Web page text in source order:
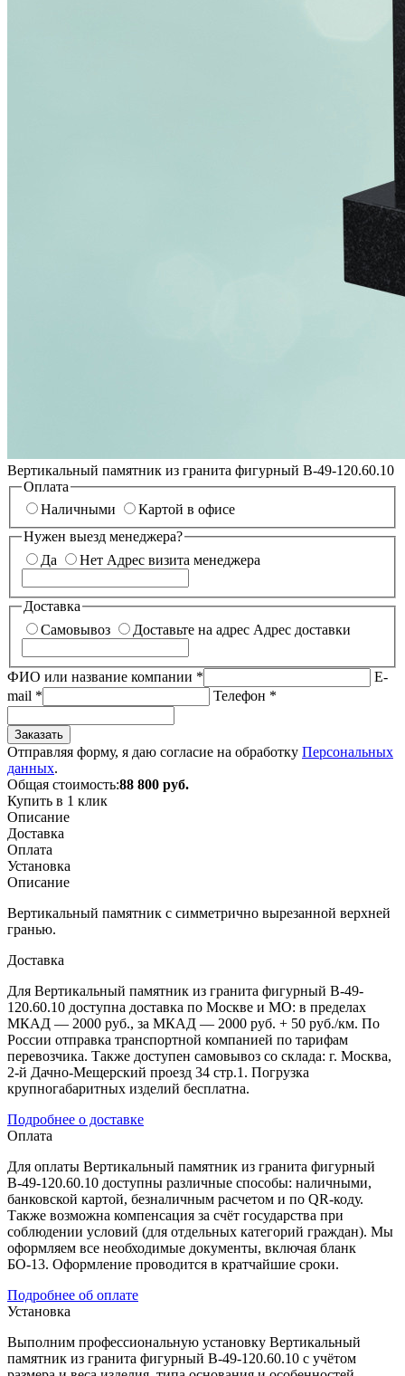
Вертикальный памятник из гранита фигурный В-49-120.60.10
Оплата
Наличными
Картой в офисе
Нужен выезд менеджера?
Да
Нет Адрес визита менеджера
Доставка
Самовывоз
Доставьте на адрес Адрес доставки
ФИО или название компании *
E-
mail * Телефон *
Заказать
Отправляя форму, я даю согласие на обработку Персональных
данных.
Общая стоимость:88 800 руб.
Купить в 1 клик
Описание
Доставка
Оплата
Установка
Описание
Вертикальный памятник с симметрично вырезанной верхней
гранью.
Доставка
Для Вертикальный памятник из гранита фигурный В-49-
120.60.10 доступна доставка по Москве и МО: в пределах
МКАД — 2000 руб., за МКАД — 2000 руб. + 50 руб./км. По
России отправка транспортной компанией по тарифам
перевозчика. Также доступен самовывоз со склада: г. Москва,
2-й Дачно-Мещерский проезд 34 стр.1. Погрузка
крупногабаритных изделий бесплатна.
Подробнее о доставке
Оплата
Для оплаты Вертикальный памятник из гранита фигурный
В-49-120.60.10 доступны различные способы: наличными,
банковской картой, безналичным расчетом и по QR-коду.
Также возможна компенсация за счёт государства при
соблюдении условий (для отдельных категорий граждан). Мы
оформляем все необходимые документы, включая бланк
БО-13. Оформление проводится в кратчайшие сроки.
Подробнее об оплате
Установка
Выполним профессиональную установку Вертикальный
памятник из гранита фигурный В-49-120.60.10 с учётом